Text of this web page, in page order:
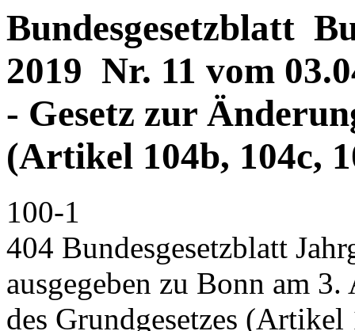
Bundesgesetzblatt
2019 Nr. 11 vom
- Gesetz zur
(Artikel 104b, 104c,
100-1
404 Bundesgesetzblatt
ausgegeben zu Bonn am
des Grundgesetzes